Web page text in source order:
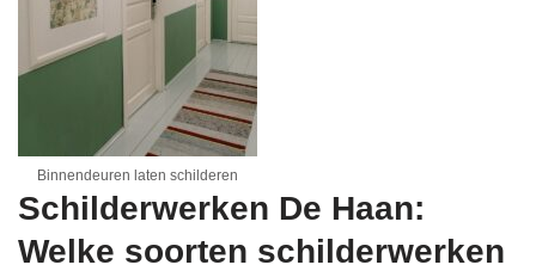
Binnendeuren laten schilderen
Schilderwerken De Haan:
Welke soorten schilderwerken